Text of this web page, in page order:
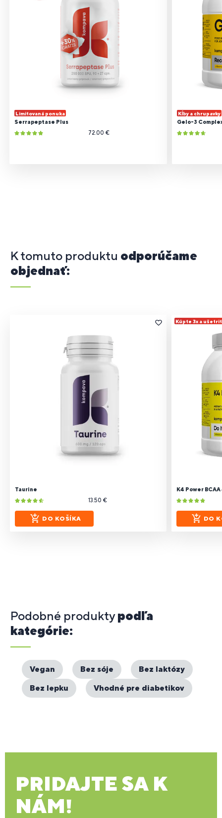
Limitovaná ponuka
Serrapeptase Plus
72.00 €
Kĺby a chrupavky
Gelo-3
K tomuto produktu odporúčame
objednať:
Taurine
13.50 €
DO KOŠÍKA
Kúpte 3x a
K4 Power
DO
Podobné produktypodľa
kategórie:
Vegan Bez sóje
Bez laktózy
Bez lepku
Vhodné pre diabetikov
PRIDAJTE SA K
NÁM!